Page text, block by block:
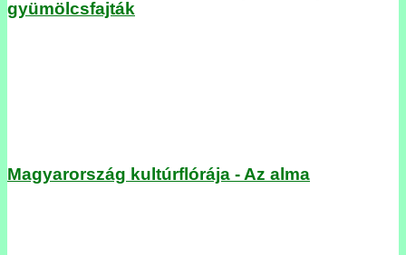
gyümölcsfajták
Magyarország kultúrflórája - Az alma